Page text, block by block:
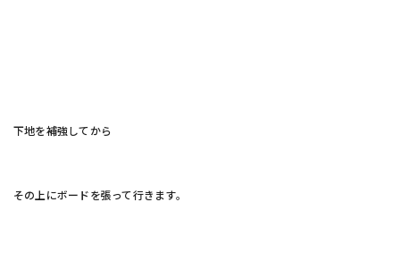
下地を補強してから
その上にボードを張って行きます。